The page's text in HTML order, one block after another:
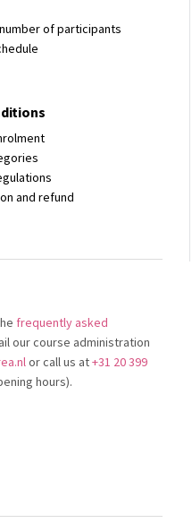
of participants
and refund
frequently asked
our course administration
or call us at+31 20 399
hours).